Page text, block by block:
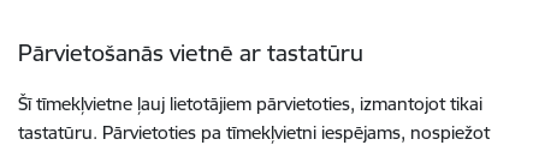
Pārvietošanās vietnē ar tastatūru
Šī tīmekļvietne ļauj lietotājiem pārvietoties, izmantojot tikai
tastatūru. Pārvietoties pa tīmekļvietni iespējams, nospiežot